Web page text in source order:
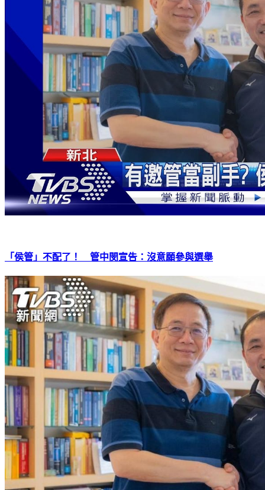
「侯管」不配了！ 管中閔宣告：沒意願參與選舉